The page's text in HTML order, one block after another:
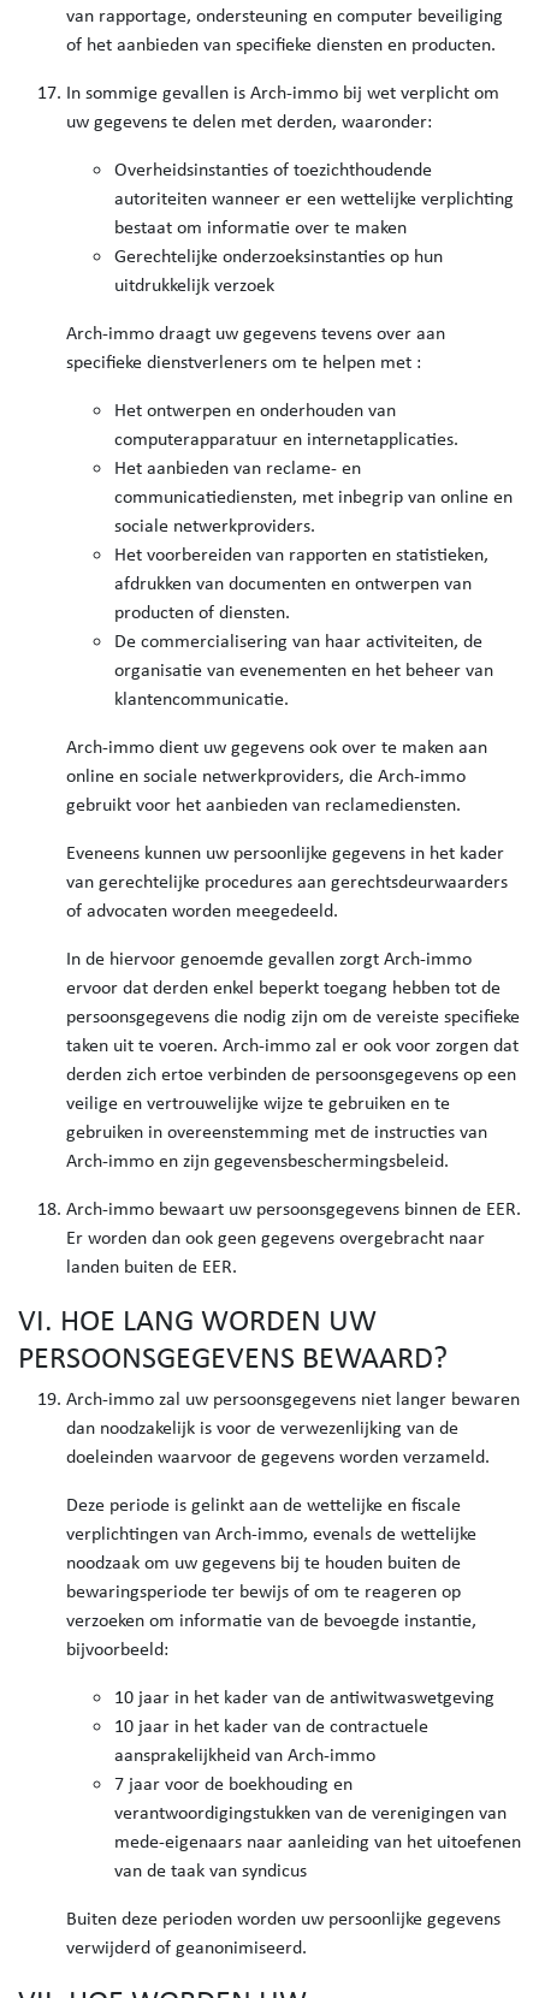
van rapportage, ondersteuning en computer beveiliging
of het aanbieden van specifieke diensten en producten.
In sommige gevallen is Arch-immo bij wet verplicht om
uw gegevens te delen met derden, waaronder:
Overheidsinstanties of toezichthoudende
autoriteiten wanneer er een wettelijke verplichting
bestaat om informatie over te maken
Gerechtelijke onderzoeksinstanties op hun
uitdrukkelijk verzoek
Arch-immo draagt uw gegevens tevens over aan
specifieke dienstverleners om te helpen met :
Het ontwerpen en onderhouden van
computerapparatuur en internetapplicaties.
Het aanbieden van reclame- en
communicatiediensten, met inbegrip van online en
sociale netwerkproviders.
Het voorbereiden van rapporten en statistieken,
afdrukken van documenten en ontwerpen van
producten of diensten.
De commercialisering van haar activiteiten, de
organisatie van evenementen en het beheer van
klantencommunicatie.
Arch-immo dient uw gegevens ook over te maken aan
online en sociale netwerkproviders, die Arch-immo
gebruikt voor het aanbieden van reclamediensten.
Eveneens kunnen uw persoonlijke gegevens in het kader
van gerechtelijke procedures aan gerechtsdeurwaarders
of advocaten worden meegedeeld.
In de hiervoor genoemde gevallen zorgt Arch-immo
ervoor dat derden enkel beperkt toegang hebben tot de
persoonsgegevens die nodig zijn om de vereiste specifieke
taken uit te voeren. Arch-immo zal er ook voor zorgen dat
derden zich ertoe verbinden de persoonsgegevens op een
veilige en vertrouwelijke wijze te gebruiken en te
gebruiken in overeenstemming met de instructies van
Arch-immo en zijn gegevensbeschermingsbeleid.
Arch-immo bewaart uw persoonsgegevens binnen de EER.
Er worden dan ook geen gegevens overgebracht naar
landen buiten de EER.
VI. HOE LANG WORDEN UW
PERSOONSGEGEVENS BEWAARD?
Arch-immo zal uw persoonsgegevens niet langer bewaren
dan noodzakelijk is voor de verwezenlijking van de
doeleinden waarvoor de gegevens worden verzameld.
Deze periode is gelinkt aan de wettelijke en fiscale
verplichtingen van Arch-immo, evenals de wettelijke
noodzaak om uw gegevens bij te houden buiten de
bewaringsperiode ter bewijs of om te reageren op
verzoeken om informatie van de bevoegde instantie,
bijvoorbeeld:
10 jaar in het kader van de antiwitwaswetgeving
10 jaar in het kader van de contractuele
aansprakelijkheid van Arch-immo
7 jaar voor de boekhouding en
verantwoordigingstukken van de verenigingen van
mede-eigenaars naar aanleiding van het uitoefenen
van de taak van syndicus
Buiten deze perioden worden uw persoonlijke gegevens
verwijderd of geanonimiseerd.